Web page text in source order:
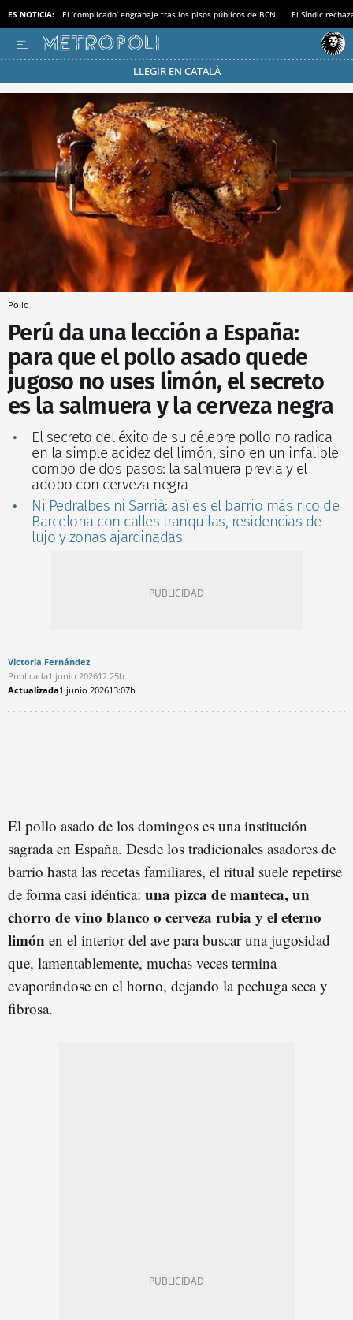
ES NOTICIA: El ‘complicado’ engranaje tras los pisos públicos de BCN El Síndic
LLEGIR EN CATALÀ
Pásate al MODO AHORRO
Pollo
Perú da una lección a España:
para que el pollo asado quede
jugoso no uses limón, el secreto
es la salmuera y la cerveza negra
El secreto del éxito de su célebre pollo no radica
en la simple acidez del limón, sino en un infalible
combo de dos pasos: la salmuera previa y el
adobo con cerveza negra
Ni Pedralbes ni Sarrià: así es el barrio más rico de
Barcelona con calles tranquilas, residencias de
lujo y zonas ajardinadas
Victoria Fernández
Publicada1 junio 202612:25h
Actualizada1 junio 202613:07h
El pollo asado de los domingos es una institución
sagrada en España. Desde los tradicionales asadores de
barrio hasta las recetas familiares, el ritual suele repetirse
de forma casi idéntica: una pizca de manteca, un
chorro de vino blanco o cerveza rubia y el eterno
limón en el interior del ave para buscar una jugosidad
que, lamentablemente, muchas veces termina
evaporándose en el horno, dejando la pechuga seca y
fibrosa.